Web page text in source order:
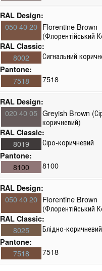
RAL Design:
050 40 20 Florentine Brown
(Флорентійський
RAL Classic:
8002 Сигнальний
Pantone:
7518
7518
RAL Design:
020 40 05 Greyish Brown
коричневий)
RAL Classic:
8019 Сіро-коричневий
Pantone:
8100
8100
RAL Design:
050 40 20 Florentine Brown
(Флорентійський
RAL Classic:
8025 Блідно-коричневий
Pantone:
7518 7518